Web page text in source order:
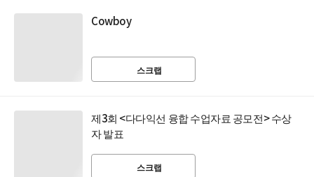
Cowboy
스크랩
제3회 <다다익선 융합 수업자료 공모전> 수상
자 발표
스크랩